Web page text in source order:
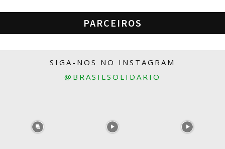
PARCEIROS
SIGA-NOS NO INSTAGRAM
@BRASILSOLIDARIO